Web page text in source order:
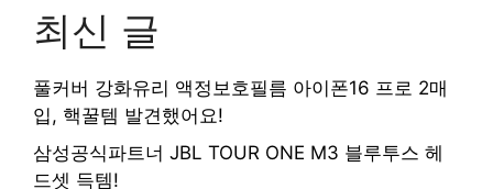
최신 글
풀커버 강화유리 액정보호필름 아이폰16 프로 2매
입, 핵꿀템 발견했어요!
삼성공식파트너 JBL TOUR ONE M3 블루투스 헤
드셋 득템!